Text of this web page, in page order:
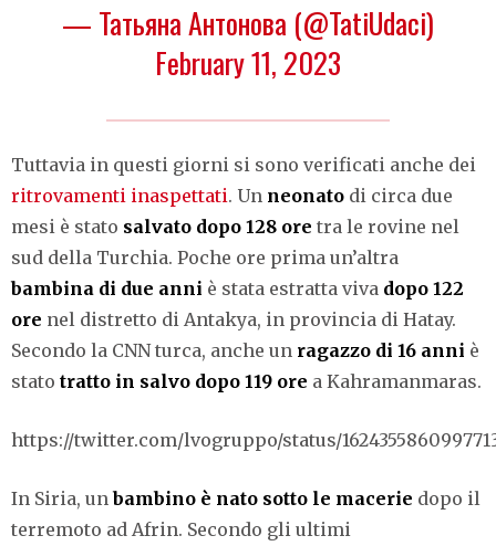
— Татьяна Антонова (@TatiUdaci)
February 11, 2023
Tuttavia in questi giorni si sono verificati anche dei
ritrovamenti inaspettati. Un neonato di circa due
mesi è stato salvato dopo 128 ore tra le rovine nel
sud della Turchia. Poche ore prima un’altra
bambina di due anni è stata estratta viva dopo 122
ore nel distretto di Antakya, in provincia di Hatay.
Secondo la CNN turca, anche un ragazzo di 16 anni è
stato tratto in salvo dopo 119 ore a Kahramanmaras.
https://twitter.com/lvogruppo/status/
In Siria, unbambino è nato sotto le macerie dopo il
terremoto ad Afrin. Secondo gli ultimi